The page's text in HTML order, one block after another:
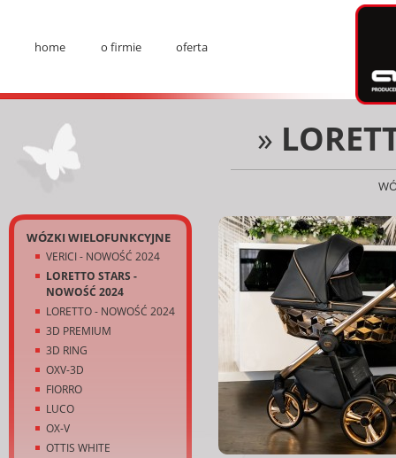
Menu
home o firmie oferta
Kategorie
WÓZKI WIELOFUNKCYJNE
VERICI - NOWOŚĆ 2024
LORETTO STARS -
NOWOŚĆ 2024
LORETTO - NOWOŚĆ 2024
3D PREMIUM
3D RING
OXV-3D
FIORRO
LUCO
OX-V
OTTIS WHITE
»